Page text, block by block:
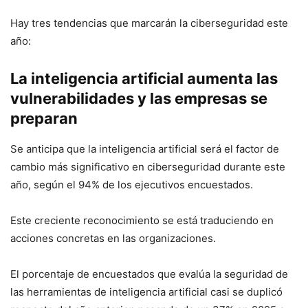
Hay tres tendencias que marcarán la ciberseguridad este
año:
La inteligencia artificial aumenta las
vulnerabilidades y las empresas se
preparan
Se anticipa que la inteligencia artificial será el factor de
cambio más significativo en ciberseguridad durante este
año, según el 94% de los ejecutivos encuestados.
Este creciente reconocimiento se está traduciendo en
acciones concretas en las organizaciones.
El porcentaje de encuestados que evalúa la seguridad de
las herramientas de inteligencia artificial casi se duplicó